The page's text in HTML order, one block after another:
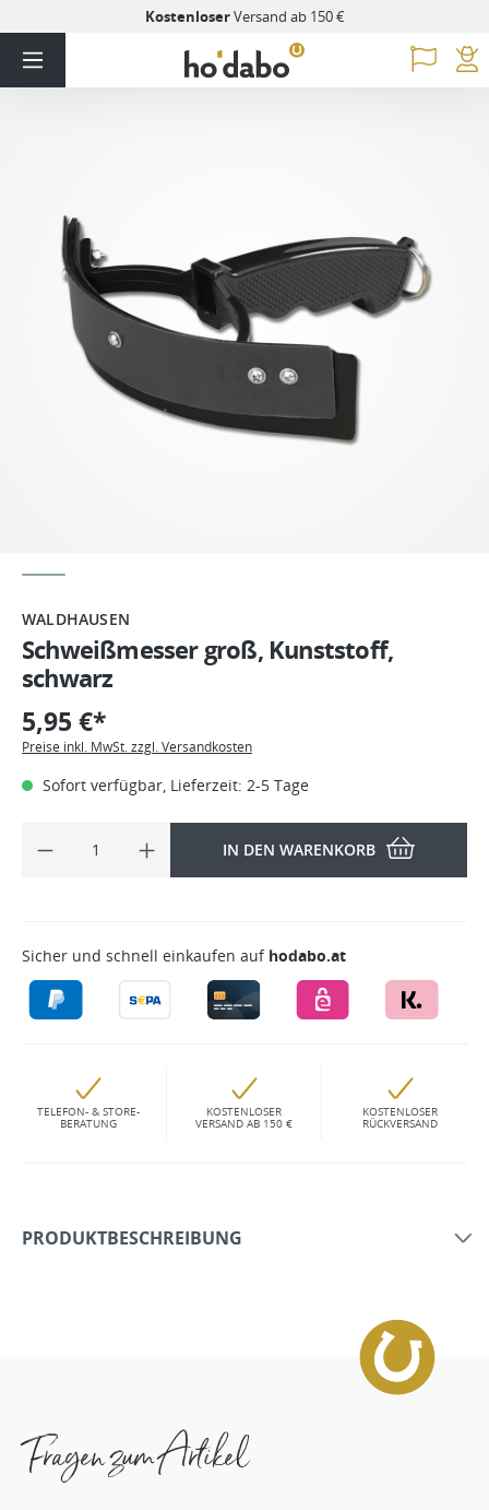
KostenloserVersand ab 150 €
WALDHAUSEN
Schweißmesser groß, Kunststoff,
schwarz
5,95 €*
Preise inkl. MwSt. zzgl. Versandkosten
Sofort verfügbar, Lieferzeit: 2-5 Tage
IN DEN WARENKORB
Sicher und schnell einkaufen auf hodabo.at
TELEFON- & STORE-
BERATUNG
KOSTENLOSER
VERSAND AB 150 €
KOSTENLOSER
RÜCKVERSAND
PRODUKTBESCHREIBUNG
Fragen zum Artikel